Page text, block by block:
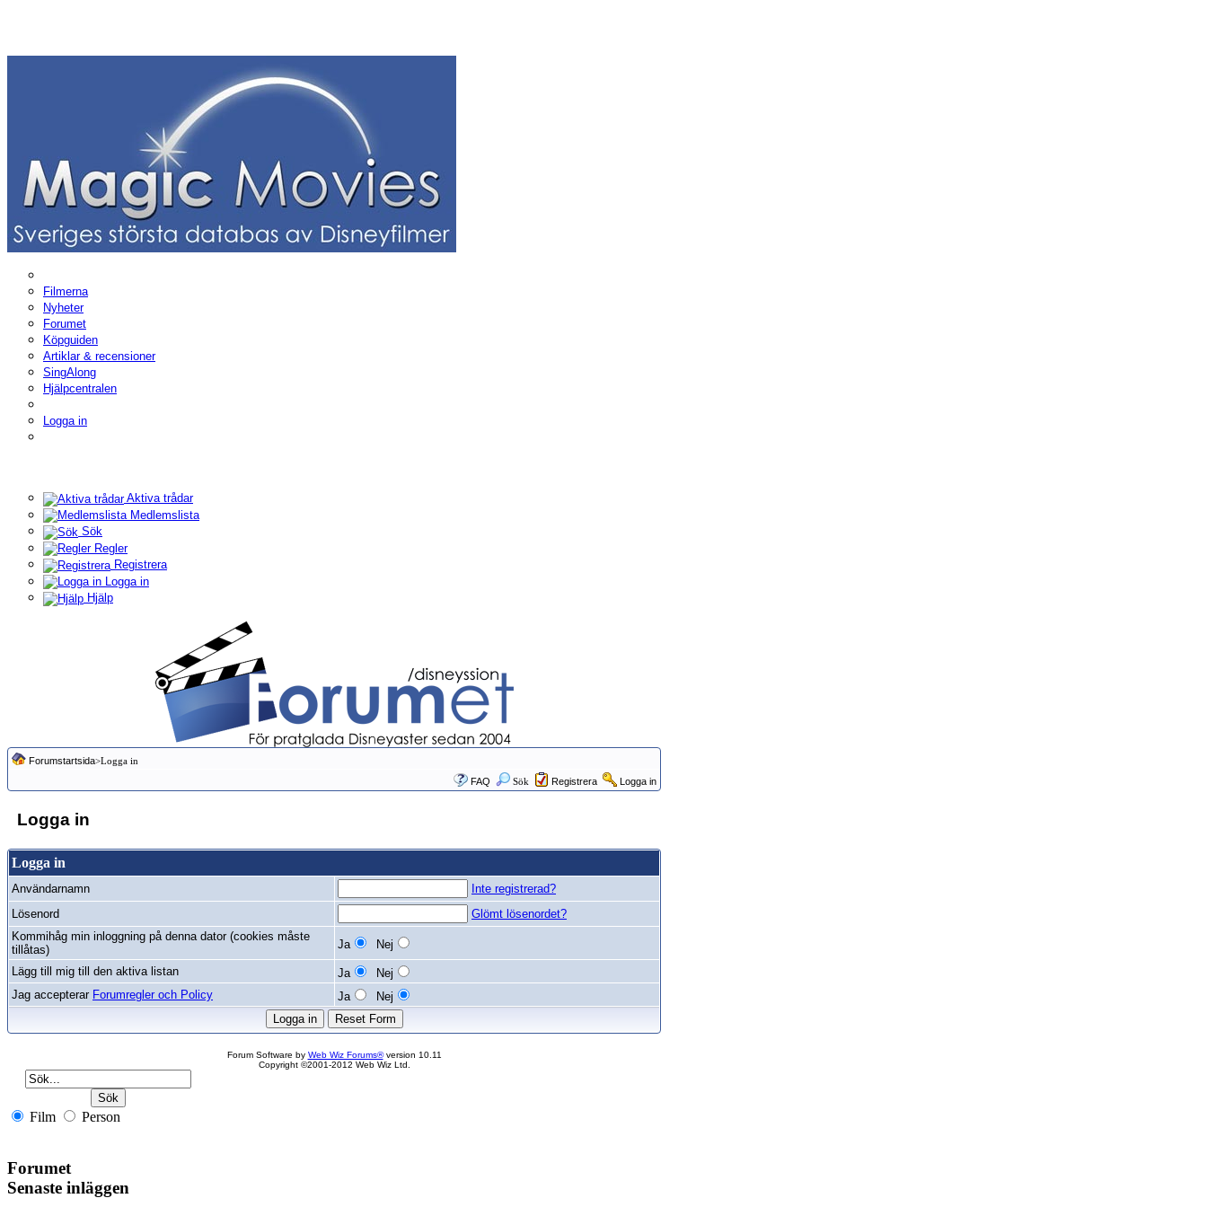
Filmerna
Nyheter
Forumet
Köpguiden
Artiklar & recensioner
SingAlong
Hjälpcentralen
Logga in
Aktiva trådar
Medlemslista
Sök
Regler
Registrera
Logga in
Hjälp
Forumstartsida>Logga in
FAQ
Sök Registrera Logga in
Logga in
Logga in
Användarnamn
Inte registrerad?
Lösenord
Glömt lösenordet?
Kommihåg min inloggning på denna dator (cookies måste
tillåtas)
Ja
Nej
Lägg till mig till den aktiva listan
Ja
Nej
Jag accepterar Forumregler och Policy Ja Nej
Forum Software by Web Wiz Forums®version 10.11
Copyright ©2001-2012 Web Wiz Ltd.
Film Person
Forumet
Senaste inläggen